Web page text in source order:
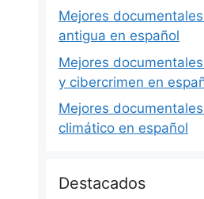
Mejores
antigua en español
Mejores
y cibercrimen en
Mejores
climático en español
Destacados